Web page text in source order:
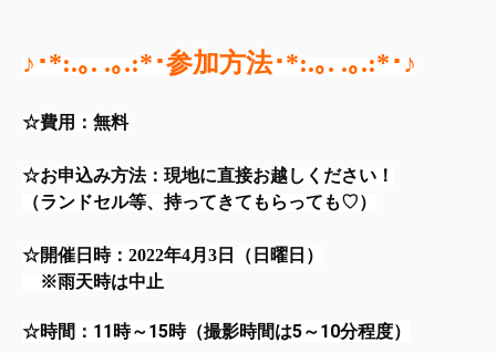
♪･*:.｡. .｡.:*･参加方法･*:.｡. .｡.:*･♪
☆費用： 無料
☆お申込み方法： 現地に直接お越しください！
（ランドセル等、持ってきてもらっても♡）
☆開催日時：2022年4月3日（日曜日）
※雨天時は中止
☆時間：11時～15時（撮影時間は5～10分程度）